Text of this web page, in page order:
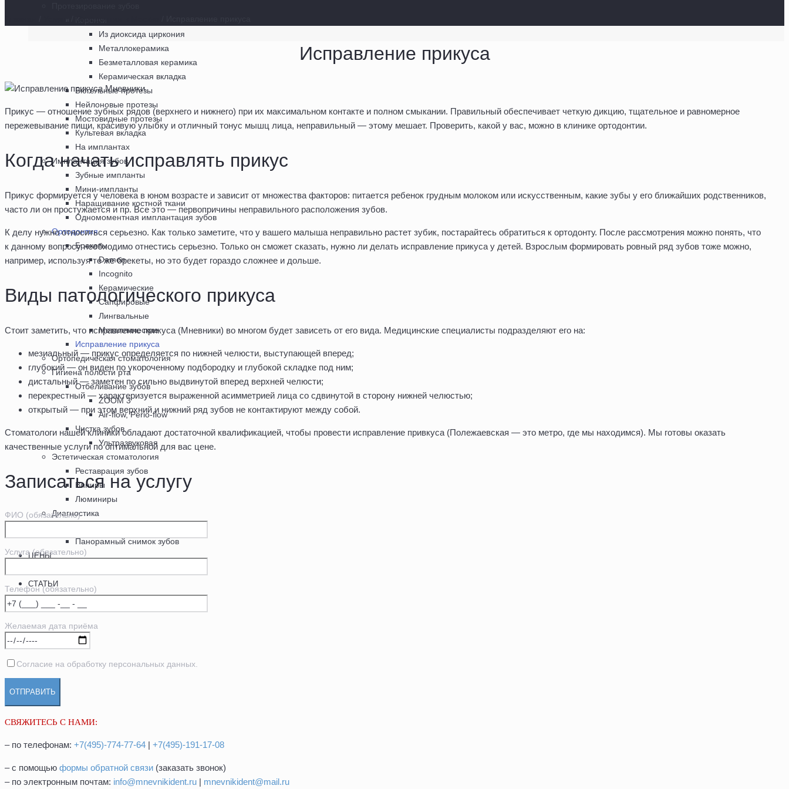
Из диоксида циркония
Металлокерамика
Безметалловая керамика
Керамическая вкладка
Бюгельные протезы
Нейлоновые протезы
Мостовидные протезы
Культевая вкладка
На имплантах
Имплантация зубов
Зубные импланты
Мини-импланты
Наращивание костной ткани
Одномоментная имплантация зубов
Ортодонтия
Брекеты
Damon
Incognito
Керамические
Сапфировые
Лингвальные
Металлические
Исправление прикуса
Ортопедическая стоматология
Гигиена полости рта
Отбеливание зубов
ZOOM 3
Air-flow, Perio-flow
Чистка зубов
Ультразвуковая
Эстетическая стоматология
Реставрация зубов
Виниры
Люминиры
Диагностика
Панорамный снимок зубов
ЦЕНЫ
СТАТЬИ
КОНТАКТЫ
Исправление прикуса
Прикус — отношение зубных рядов (верхнего и нижнего) при их максимальном контакте и полном смыкании. Правильный обеспечивает четкую дикцию, тщательное и равномерное
пережевывание пищи, красивую улыбку и отличный тонус мышц лица, неправильный — этому мешает. Проверить, какой у вас, можно в клинике ортодонтии.
Когда начать исправлять прикус
Прикус формируется у человека в юном возрасте и зависит от множества факторов: питается ребенок грудным молоком или искусственным, какие зубы у его ближайших родственников,
часто ли он простужается и пр. Все это — первопричины неправильного расположения зубов.
К делу нужно относиться серьезно. Как только заметите, что у вашего малыша неправильно растет зубик, постарайтесь обратиться к ортодонту. После рассмотрения можно понять, что
к данному вопросу необходимо отнестись серьезно. Только он сможет сказать, нужно ли делать исправление прикуса у детей. Взрослым формировать ровный ряд зубов тоже можно,
например, используя те же брекеты, но это будет гораздо сложнее и дольше.
Виды патологического прикуса
Стоит заметить, что исправление прикуса (Мневники) во многом будет зависеть от его вида. Медицинские специалисты подразделяют его на:
мезиальный — прикус определяется по нижней челюсти, выступающей вперед;
глубокий — он виден по укороченному подбородку и глубокой складке под ним;
дистальный — заметен по сильно выдвинутой вперед верхней челюсти;
перекрестный — характеризуется выраженной асимметрией лица со сдвинутой в сторону нижней челюстью;
открытый — при этом верхний и нижний ряд зубов не контактируют между собой.
Стоматологи нашей клиники обладают достаточной квалификацией, чтобы провести исправление привкуса (Полежаевская — это метро, где мы находимся). Мы готовы оказать
качественные услуги по оптимальной для вас цене.
Записаться на услугу
ФИО (обязательно)
Услуга (обязательно)
Телефон (обязательно)
Желаемая дата приёма
Согласие на обработку персональных данных.
СВЯЖИТЕСЬ С НАМИ:
– по телефонам: +7(495)-774-77-64 | +7(495)-191-17-08
– с помощью формы обратной связи (заказать звонок)
– по электронным почтам: info@mnevnikident.ru | mnevnikident@mail.ru